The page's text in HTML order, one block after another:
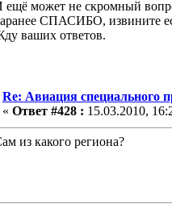
ещё может не скромный
СПАСИБО, извините
ваших ответов.
Re: Авиация специального
« Ответ #428 : 15.03.2010,
из какого региона?